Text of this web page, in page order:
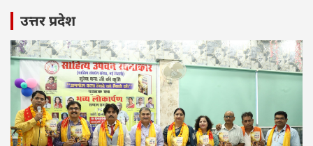
उत्तर प्रदेश